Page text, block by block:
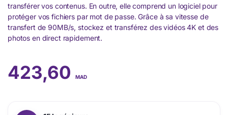
transférer vos contenus. En outre, elle comprend un logiciel pour
protéger vos fichiers par mot de passe. Grâce à sa vitesse de
transfert de 90MB/s, stockez et transférez des vidéos 4K et des
photos en direct rapidement.
423,60MAD